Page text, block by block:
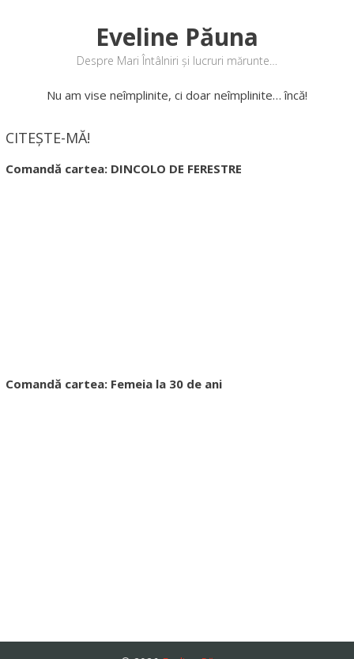
Eveline Păuna
Despre Mari Întâlniri și lucruri mărunte…
Nu am vise neîmplinite, ci doar neîmplinite… încă!
CITEȘTE-MĂ!
Comandă cartea: DINCOLO DE FERESTRE
Comandă cartea: Femeia la 30 de ani